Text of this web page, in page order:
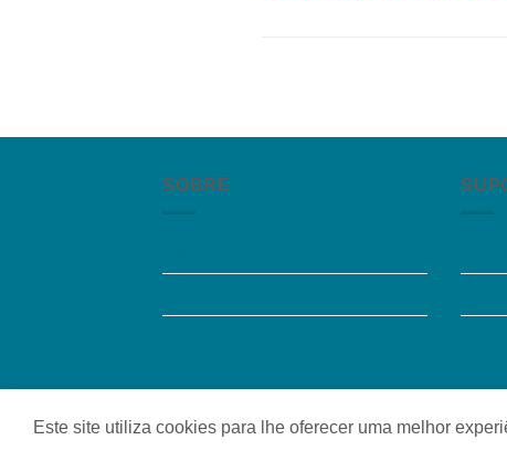
SOBRE
Copyright 2026 © Colaborar Educacional
Este site utiliza cookies para lhe oferecer uma melhor